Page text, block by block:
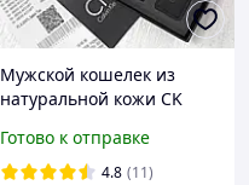
Мужской кошелек из
натуральной кожи CK
застежку с кнопкой на
подарок мужчине
Готово к отправке
4.8 (11)